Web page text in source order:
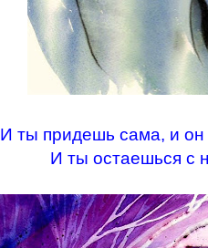
И ты придешь сама, и он
И ты остаешься с